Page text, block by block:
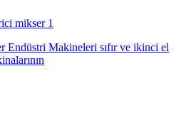
Endüstri Makineleri sıfır ve ikinci el